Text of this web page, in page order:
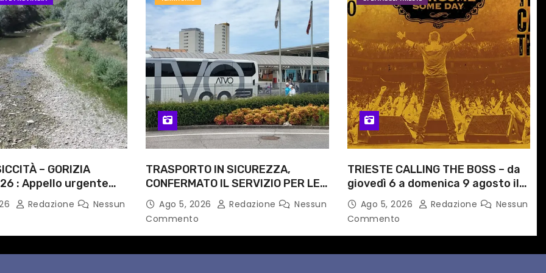
– GORIZIA
: Appello urgente
competenti
Redazione
Nessun
TRASPORTO IN SICUREZZA,
CONFERMATO IL SERVIZIO PER LE
NOTTI DI AGOSTO: DEFINITI
PERCORSI, FERMATE E ORARIO
Ago 5, 2026 Redazione
Nessun
Commento
TRIESTE CALLING THE BOSS – da
giovedì 6 a domenica 9 agosto il
festival triestino dedicato a
Springsteen
Ago 5, 2026 Redazione
Nessun
Commento